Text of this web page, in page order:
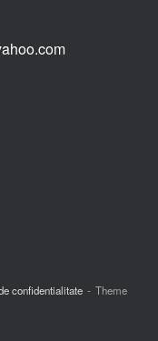
confidentialitate
Theme